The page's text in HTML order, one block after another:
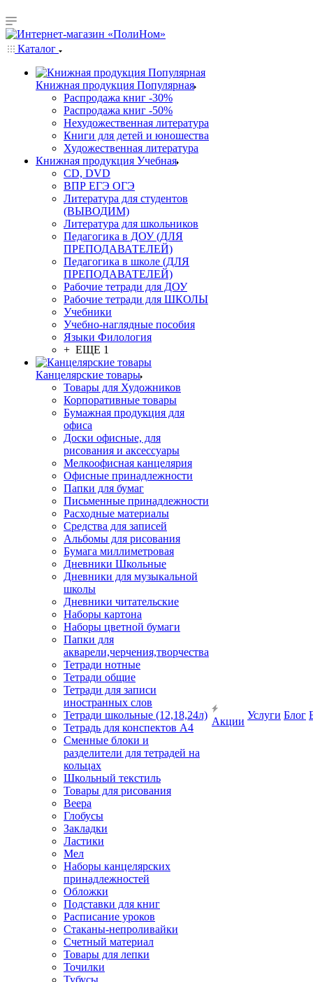
Каталог
Книжная продукция Популярная
Распродажа книг -30%
Распродажа книг -50%
Нехудожественная литература
Книги для детей и юношества
Художественная литература
Книжная продукция Учебная
CD, DVD
ВПР ЕГЭ ОГЭ
Литература для студентов
(ВЫВОДИМ)
Литература для школьников
Педагогика в ДОУ (ДЛЯ
ПРЕПОДАВАТЕЛЕЙ)
Педагогика в школе (ДЛЯ
ПРЕПОДАВАТЕЛЕЙ)
Рабочие тетради для ДОУ
Рабочие тетради для ШКОЛЫ
Учебники
Учебно-наглядные пособия
Языки Филология
+ ЕЩЕ 1
Канцелярские товары
Товары для Художников
Корпоративные товары
Бумажная продукция для
офиса
Доски офисные, для
рисования и аксессуары
Мелкоофисная канцелярия
Офисные принадлежности
Папки для бумаг
Письменные принадлежности
Расходные материалы
Средства для записей
Альбомы для рисования
Бумага миллиметровая
Дневники Школьные
Дневники для музыкальной
школы
Дневники читательские
Наборы картона
Наборы цветной бумаги
Папки для
акварели,черчения,творчества
Тетради нотные
Тетради общие
Тетради для записи
иностранных слов
Тетради школьные (12,18,24л)
Тетрадь для конспектов А4
Сменные блоки и
разделители для тетрадей на
кольцах
Школьный текстиль
Товары для рисования
Веера
Глобусы
Закладки
Ластики
Мел
Наборы канцелярских
принадлежностей
Обложки
Подставки для книг
Расписание уроков
Стаканы-непроливайки
Счетный материал
Товары для лепки
Точилки
Тубусы
Акции
Услуги Блог